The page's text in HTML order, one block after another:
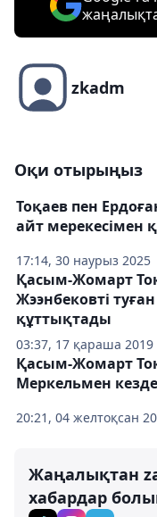
zkadm
Оқи отырыңыз
17:14, 30 наурыз 2025
Тоқаев пен
айт мерекесімен
03:37, 17 қараша 2019
Қасым-Жомарт
Жээнбековті
құттықтады
20:21, 04 желтоқсан
Қасым-Жомарт
Меркельмен
Жаңалықтан
хабардар